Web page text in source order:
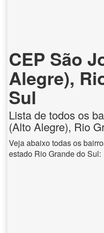
CEP São
Alegre),
Sul
Lista de todos os
(Alto Alegre), Rio
Veja abaixo todas os
estado Rio Grande do Sul: